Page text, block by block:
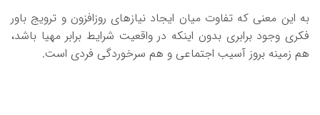
به این معنی که تفاوت میان ایجاد نیازهای روزافزون و ترویج باور
فکری وجود برابری بدون اینکه در واقعیت شرایط برابر مهیا باشد،
هم زمینه بروز آسیب اجتماعی و هم سرخوردگی فردی است.